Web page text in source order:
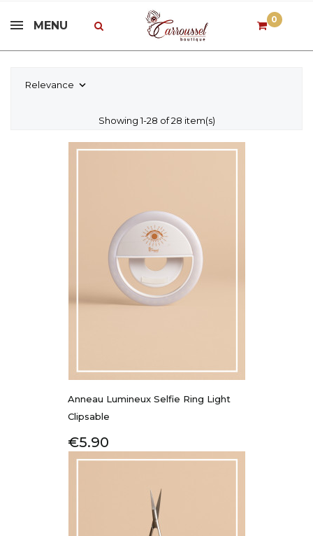
MENU 0
Relevance 
Showing 1-28 of 28 item(s)
Anneau Lumineux Selfie Ring Light
Clipsable
Price
€5.90